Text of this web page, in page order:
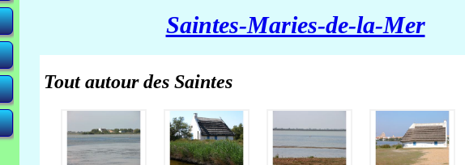
Saintes-Maries-de-la-Mer
Tout autour des Saintes